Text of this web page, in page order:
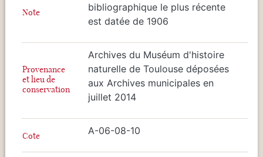
Note
bibliographique le plus récente
est datée de 1906
Provenance
et lieu de
conservation
Archives du Muséum d'histoire
naturelle de Toulouse déposées
aux Archives municipales en
juillet 2014
Cote A-06-08-10